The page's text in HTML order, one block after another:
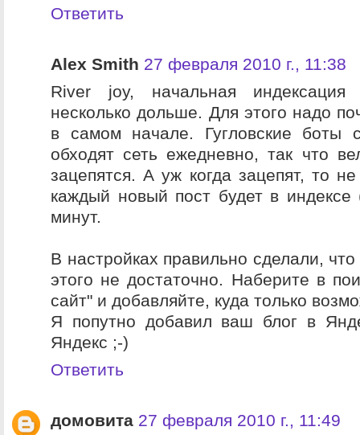
Ответить
Alex Smith 27 февраля 2010 г., 11:38
River joy, начальная индексация
несколько дольше. Для этого надо
в самом начале. Гугловские боты
обходят сеть ежедневно, так что
зацепятся. А уж когда зацепят, то
каждый новый пост будет в индексе
минут.
В настройках правильно сделали,
этого не достаточно. Наберите в
сайт" и добавляйте, куда только
Я попутно добавил ваш блог в
Яндекс ;-)
Ответить
домовита 27 февраля 2010 г., 11:49